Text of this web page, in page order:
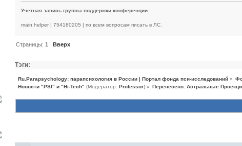
Учетная запись группы поддержки конференции.
main.helper | 754180205 | по всем вопросам писать в ЛС.
Страницы:1
Вверх
Тэги:
Ru.Parapsychology: парапсихология в России | Портал фонда пси-исследований »
Новости "PSI" и "Hi-Tech" (Модератор: Professor) » Перенесено: Астральные